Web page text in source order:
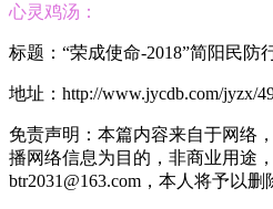
心灵鸡汤：
标题：“荣成使命-2018”简阳民防
地址：http://www.jycdb.com/jyzx/
免责声明：本篇内容来自于网络
播网络信息为目的，非商业用途
btr2031@163.com，本人将予以删